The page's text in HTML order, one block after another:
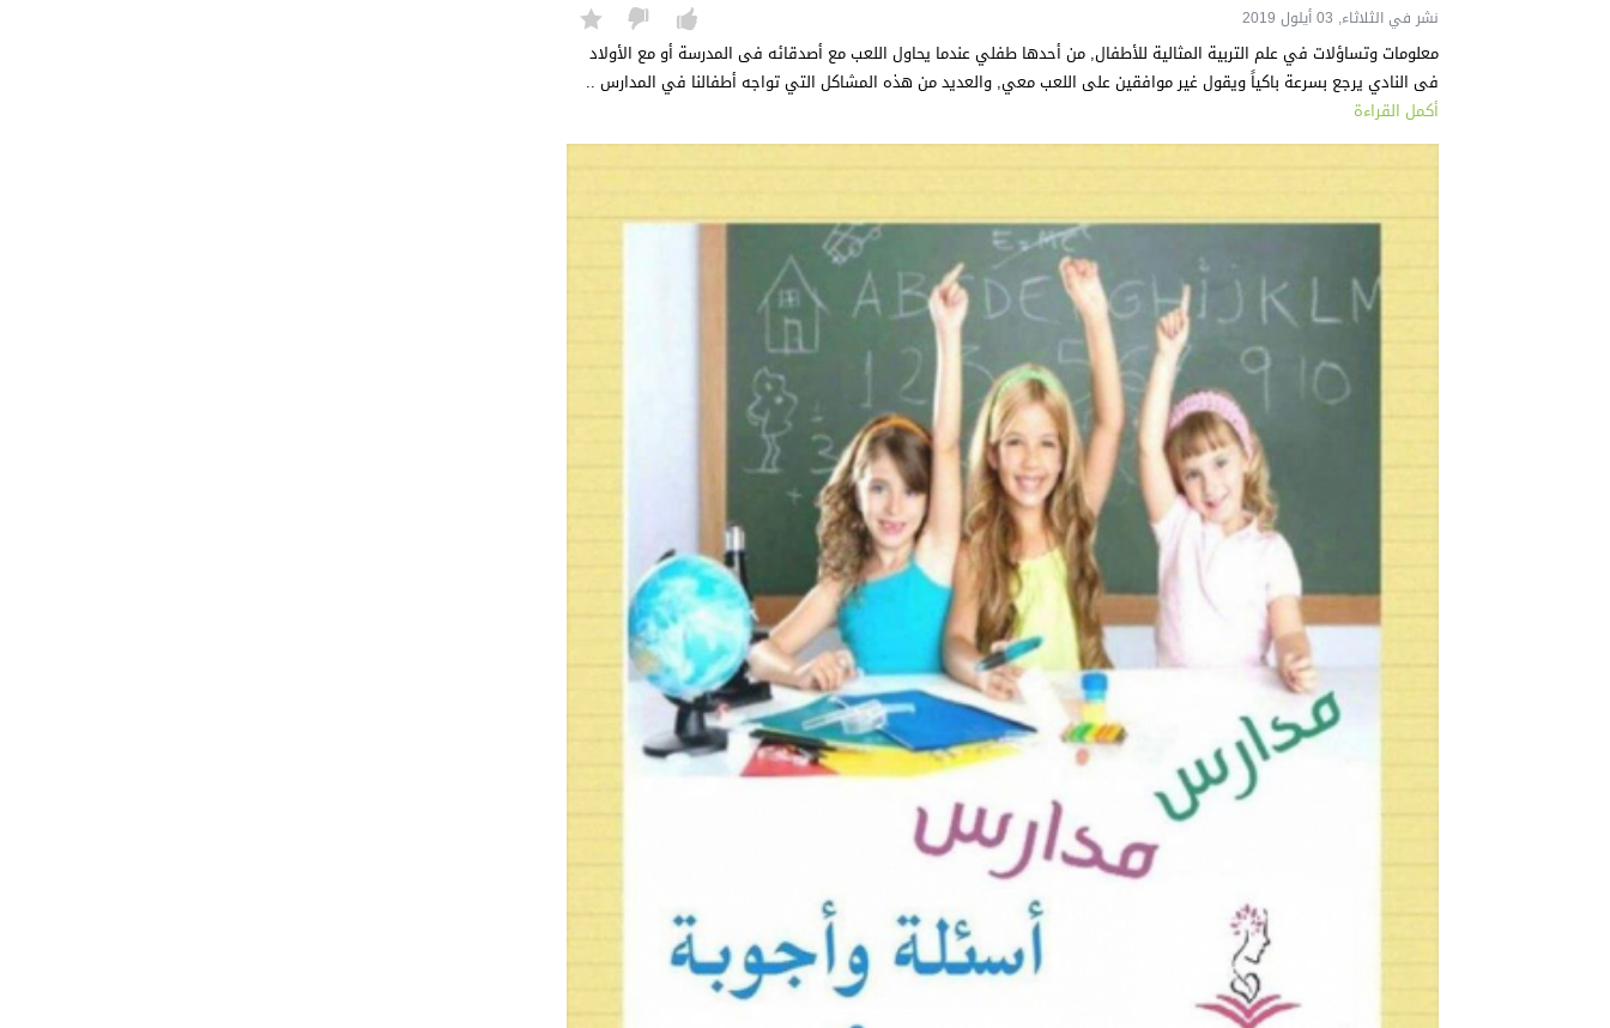
نشر في الثلاثاء, 03 أيلول 2019
معلومات وتساؤلات في علم التربية المثالية للأطفال, من أحدها طفلي عندما يحاول اللعب مع أصدقائه فى المدرسة أو مع الأولاد
فى النادي يرجع بسرعة باكياً ويقول غير موافقين على اللعب معي, والعديد من هذه المشاكل التي تواجه أطفالنا في المدارس ..
أكمل القراءة